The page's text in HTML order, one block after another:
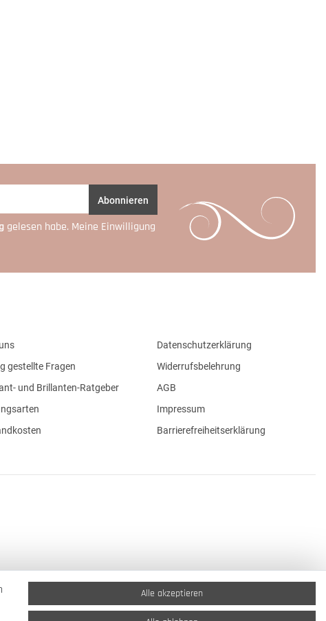
Abonnieren
gelesen habe. Meine Einwilligung
gestellte Fragen
und Brillanten-Ratgeber
Datenschutzerklärung
Widerrufsbelehrung
AGB
Impressum
Barrierefreiheitserklärung
Alle akzeptieren